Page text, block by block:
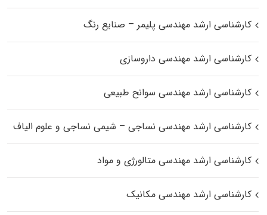
کارشناسی ارشد مهندسی پلیمر – صنایع رنگ
کارشناسی ارشد مهندسی داروسازی
کارشناسی ارشد مهندسی سوانح طبیعی
کارشناسی ارشد مهندسی نساجی – شیمی نساجی و علوم الیاف
کارشناسی ارشد مهندسی متالورژی و مواد
کارشناسی ارشد مهندسی مکانیک